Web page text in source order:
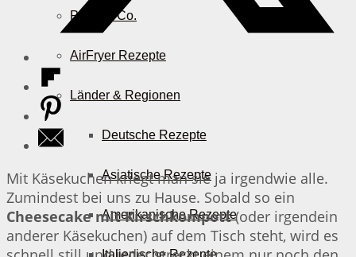
Pizza & Co.
AirFryer Rezepte
Länder & Regionen
Deutsche Rezepte
Asiatische Rezepte
Amerikanische Rezepte
Italienische Rezepte
Mit Käsekuchen kriegt man sie ja irgendwie alle.
Zumindest bei uns zu Hause. Sobald so ein
Cheesecake mit Kirschkompott(oder irgendein
anderer Käsekuchen) auf dem Tisch steht, wird es